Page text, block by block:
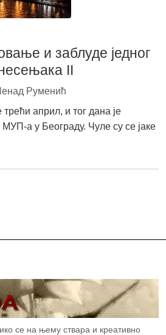
и заблуде једног
II
Руменић
април, и тог дана је
а у Београду. Чуле су се јаке
се на њему ствара и креативно